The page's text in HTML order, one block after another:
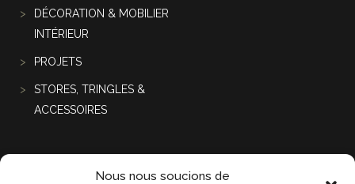
Nous nous soucions de
DÉCORATION & MOBILIER
INTÉRIEUR
PROJETS
STORES, TRINGLES &
ACCESSOIRES
Projets récentes